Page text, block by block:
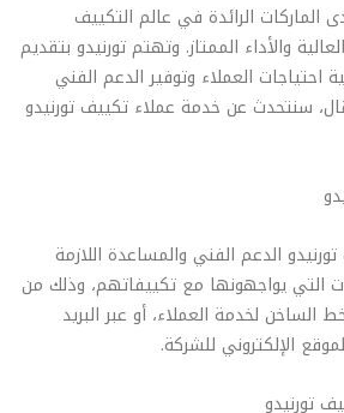
الماركات الرائدة في عالم التكييف
والأداء الممتاز. وتهتم تورنيدو بتقديم
احتياجات العملاء وتوفير الدعم الفني
سنتحدث عن خدمة عملاء تكييف تورنيدو
الدعم الفني والمساعدة اللازمة
التي يواجهونها مع تكييفاتهم، وذلك من
الساخن لخدمة العملاء، أو عبر البريد
الإلكتروني للشركة.
تورنيدو